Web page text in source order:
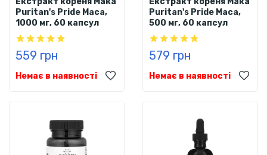
Puritan's Pride Maca,
1000 мг, 60 капсул
559 грн
Немає в наявності
Puritan's Pride Maca,
500 мг, 60 капсул
579 грн
Немає в наявності